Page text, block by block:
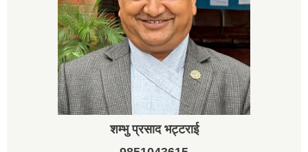
शम्भु प्रसाद भट्टराई